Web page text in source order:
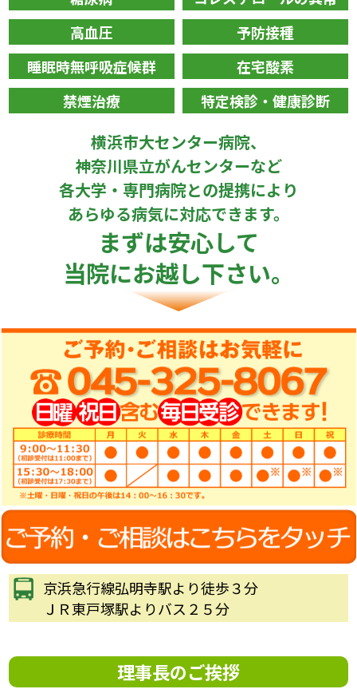
高血圧
予防接種
睡眠時無呼吸症候群
在宅酸素
禁煙治療
特定検診・健康診断
横浜市大センター病院、
神奈川県立がんセンターなど
各大学・専門病院との提携により
あらゆる病気に対応できます。
まずは安心して
当院にお越し下さい。
京浜急行線弘明寺駅より徒歩３分
ＪＲ東戸塚駅よりバス２５分
理事長のご挨拶